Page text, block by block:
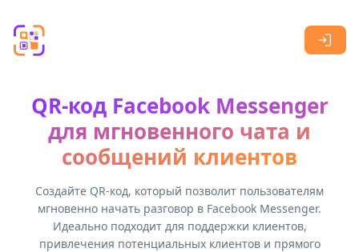
QR-код Facebook Messenger
для мгновенного чата и
сообщений клиентов
Создайте QR-код, который позволит пользователям
мгновенно начать разговор в Facebook Messenger.
Идеально подходит для поддержки клиентов,
привлечения потенциальных клиентов и прямого